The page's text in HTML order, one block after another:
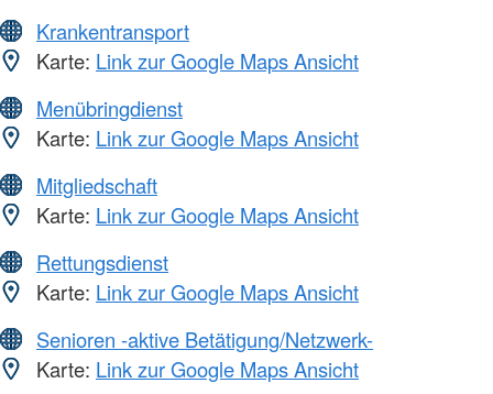
Krankentransport
Karte: Link zur Google Maps Ansicht
Menübringdienst
Karte: Link zur Google Maps Ansicht
Mitgliedschaft
Karte: Link zur Google Maps Ansicht
Rettungsdienst
Karte: Link zur Google Maps Ansicht
Senioren -aktive Betätigung/Netzwerk-
Karte: Link zur Google Maps Ansicht